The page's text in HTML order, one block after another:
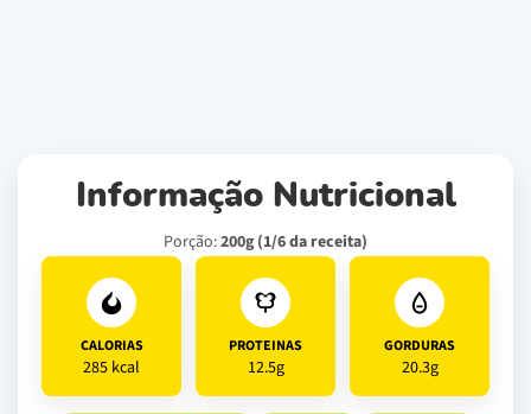
Informação Nutricional
Porção:200g (1/6 da receita)
CALORIAS
285 kcal
PROTEINAS
12.5g
GORDURAS
20.3g